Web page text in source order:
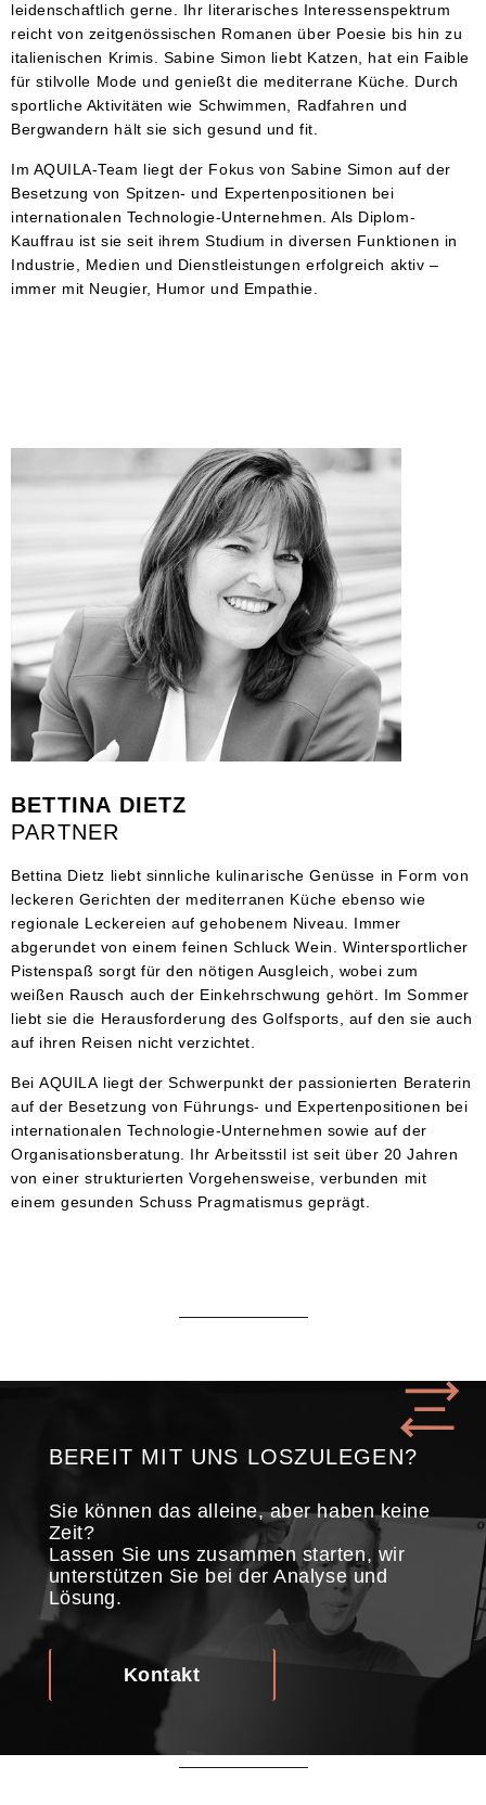
leidenschaftlich gerne. Ihr literarisches Interessenspektrum
reicht von zeitgenössischen Romanen über Poesie bis hin zu
italienischen Krimis. Sabine Simon liebt Katzen, hat ein Faible
für stilvolle Mode und genießt die mediterrane Küche. Durch
sportliche Aktivitäten wie Schwimmen, Radfahren und
Bergwandern hält sie sich gesund und fit.
Im AQUILA-Team liegt der Fokus von Sabine Simon auf der
Besetzung von Spitzen- und Expertenpositionen bei
internationalen Technologie-Unternehmen. Als Diplom-
Kauffrau ist sie seit ihrem Studium in diversen Funktionen in
Industrie, Medien und Dienstleistungen erfolgreich aktiv –
immer mit Neugier, Humor und Empathie.
BETTINA DIETZ
PARTNER
Bettina Dietz liebt sinnliche kulinarische Genüsse in Form von
leckeren Gerichten der mediterranen Küche ebenso wie
regionale Leckereien auf gehobenem Niveau. Immer
abgerundet von einem feinen Schluck Wein. Wintersportlicher
Pistenspaß sorgt für den nötigen Ausgleich, wobei zum
weißen Rausch auch der Einkehrschwung gehört. Im Sommer
liebt sie die Herausforderung des Golfsports, auf den sie auch
auf ihren Reisen nicht verzichtet.
BeiAQUILA liegt der Schwerpunkt der passionierten Beraterin
auf der Besetzung von Führungs- und Expertenpositionen bei
internationalen Technologie-Unternehmen sowie auf der
Organisationsberatung. Ihr Arbeitsstil ist seit über 20 Jahren
von einer strukturierten Vorgehensweise, verbunden mit
einem gesunden Schuss Pragmatismus geprägt.
BEREIT MIT UNS LOSZULEGEN?
Sie können das alleine, aber haben keine
Zeit?
Lassen Sie uns zusammen starten, wir
unterstützen Sie bei der Analyse und
Lösung.
Kontakt